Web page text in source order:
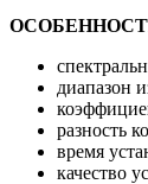
диапазон
разность
время
качество